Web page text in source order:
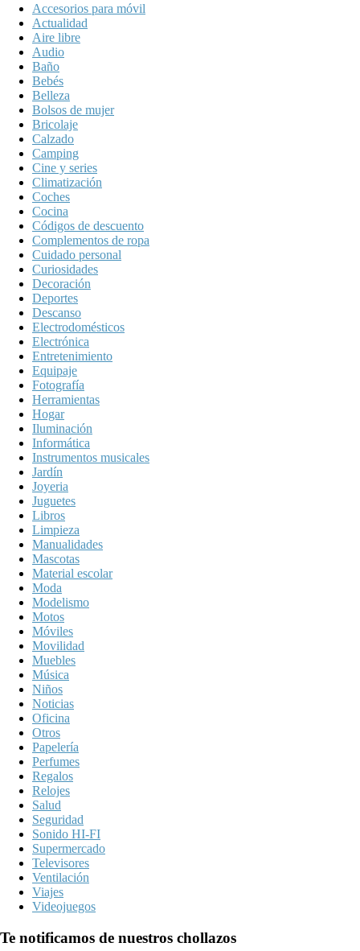
Accesorios para móvil
Actualidad
Aire libre
Audio
Baño
Bebés
Belleza
Bolsos de mujer
Bricolaje
Calzado
Camping
Cine y series
Climatización
Coches
Cocina
Códigos de descuento
Complementos de ropa
Cuidado personal
Curiosidades
Decoración
Deportes
Descanso
Electrodomésticos
Electrónica
Entretenimiento
Equipaje
Fotografía
Herramientas
Hogar
Iluminación
Informática
Instrumentos musicales
Jardín
Joyeria
Juguetes
Libros
Limpieza
Manualidades
Mascotas
Material escolar
Moda
Modelismo
Motos
Móviles
Movilidad
Muebles
Música
Niños
Noticias
Oficina
Otros
Papelería
Perfumes
Regalos
Relojes
Salud
Seguridad
Sonido HI-FI
Supermercado
Televisores
Ventilación
Viajes
Videojuegos
Te notificamos de nuestros chollazos